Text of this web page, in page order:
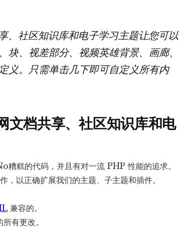
库
和
电
主
量
、社区知识库和电子学习主题让您可以
块、视差部分、视频英雄背景、画廊、
义。只需单击几下即可自定义所有内
文档共享、社区知识库和电
糕的代码，并且有对一流 PHP 性能的追求。
，以正确扩展我们的主题、子主题和插件。
兼容的。
有更改。